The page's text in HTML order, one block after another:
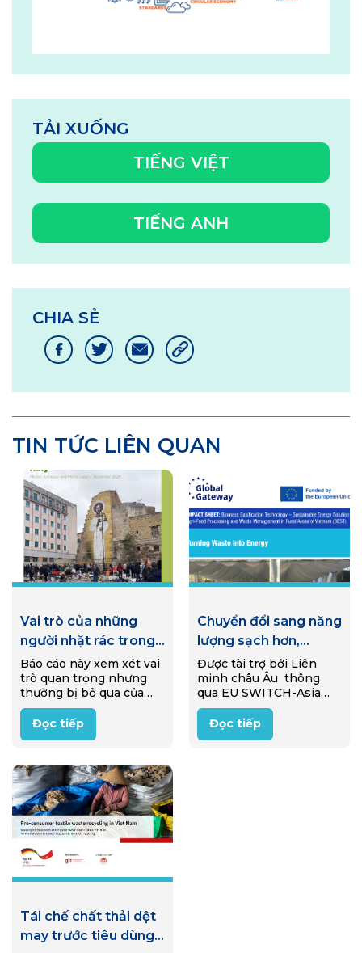
TẢI XUỐNG
TIẾNG VIỆT
TIẾNG ANH
CHIA SẺ
TIN TỨC LIÊN QUAN
Vai trò của những
người nhặt rác trong
nền kinh tế tái sử
dụng ở Ý
Báo cáo này xem xét vai
trò quan trọng nhưng
thường bị bỏ qua của
những người nhặt rác
trong nền kinh tế tái sử
dụng của Ý (reuse
nghiên cứu…
Đọc tiếp
Chuyển đổi sang năng
lượng sạch hơn,
thông qua quá trình
khí hóa sinh khối
Được tài trợ bởi Liên
minh châu Âu thông
qua EU SWITCH-Asia
Programme, một dự án
đã được triển khai từ
2020-2025 nhằm hỗ trợ
Đọc tiếp
Tái chế chất thải dệt
may trước tiêu dùng